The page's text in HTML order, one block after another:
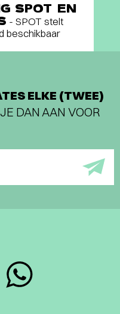
SPOT EN
- SPOT stelt
beschikbaar
ELKE (TWEE)
DAN AAN VOOR